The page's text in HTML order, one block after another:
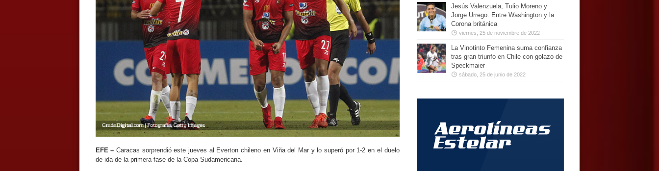
EFE – Caracas sorprendió este jueves al Everton chileno en Viña del Mar y lo superó por 1-2 en el duelo
de ida de la primera fase de la Copa Sudamericana.
Jesús Valenzuela, Tulio Moreno y
Jorge Urrego: Entre Washington y la
Corona británica
viernes, 25 de noviembre de 2022
La Vinotinto Femenina suma confianza
tras gran triunfo en Chile con golazo de
Speckmaier
sábado, 25 de junio de 2022